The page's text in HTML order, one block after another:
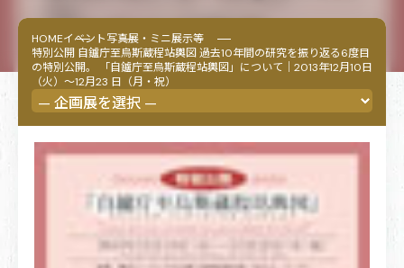
HOMEイベント写真展・ミニ展示等
特別公開 自鑪庁至烏斯蔵程站輿図 過去10年間の研究を振り返る6度目
の特別公開。 「自鑪庁至烏斯蔵程站輿図」について｜2013年12月10日
（火）～12月23 日（月・祝）